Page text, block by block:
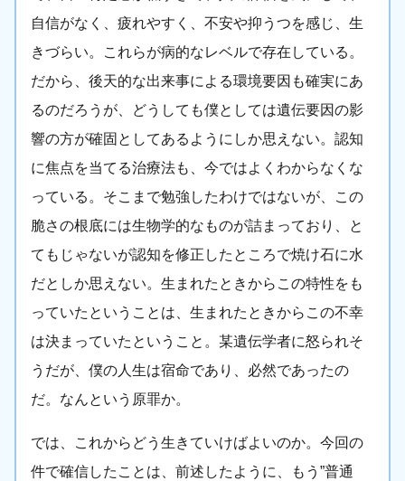
自信がなく、疲れやすく、不安や抑うつを感じ、生
きづらい。これらが病的なレベルで存在している。
だから、後天的な出来事による環境要因も確実にあ
るのだろうが、どうしても僕としては遺伝要因の影
響の方が確固としてあるようにしか思えない。認知
に焦点を当てる治療法も、今ではよくわからなくな
っている。そこまで勉強したわけではないが、この
脆さの根底には生物学的なものが詰まっており、と
てもじゃないが認知を修正したところで焼け石に水
だとしか思えない。生まれたときからこの特性をも
っていたということは、生まれたときからこの不幸
は決まっていたということ。某遺伝学者に怒られそ
うだが、僕の人生は宿命であり、必然であったの
だ。なんという原罪か。
では、これからどう生きていけばよいのか。今回の
件で確信したことは、前述したように、もう”普通